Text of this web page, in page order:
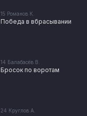
15 Романов К.
Победа в вбрасывании
14 Балабасёв В.
Бросок по воротам
24 Круглов А.